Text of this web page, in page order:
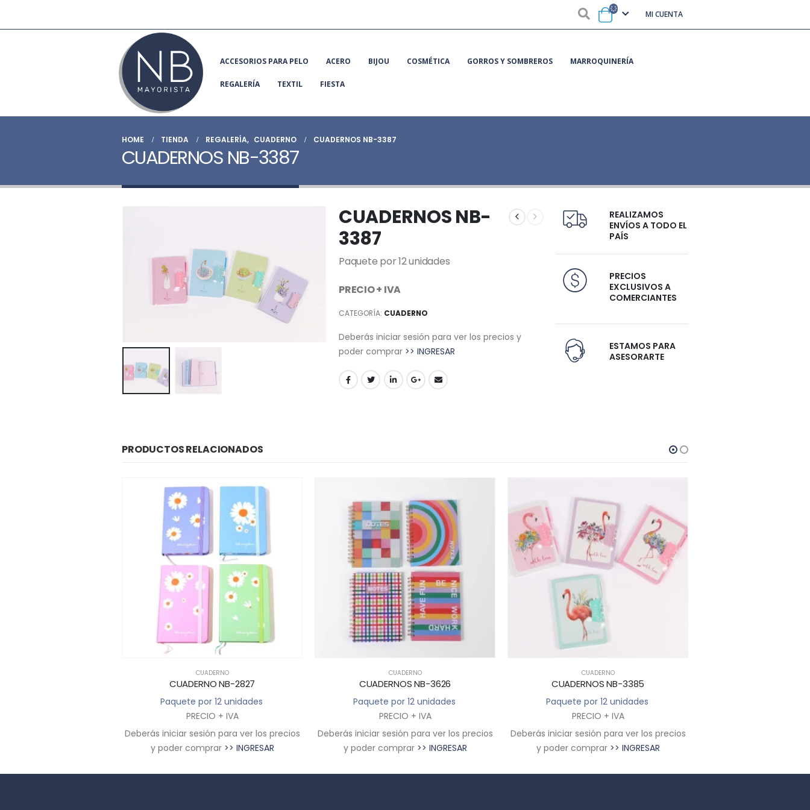
MI CUENTA
ACCESORIOS PARA PELO ACERO BIJOU COSMÉTICA GORROS Y SOMBREROS MARROQUINERÍA
REGALERÍA TEXTIL FIESTA
HOME TIENDA REGALERÍA, CUADERNO CUADERNOS NB-3387
CUADERNOS NB-3387
CUADERNOS NB-
3387
Paquete por 12 unidades
PRECIO + IVA
CATEGORÍA: CUADERNO
Deberás iniciar sesión para ver los precios y
poder comprar >> INGRESAR
REALIZAMOS
ENVÍOS A TODO EL
PAÍS
PRECIOS
EXCLUSIVOS A
COMERCIANTES
ESTAMOS PARA
ASESORARTE
PRODUCTOS RELACIONADOS
CUADERNO
CUADERNO NB-2827
Paquete por 12 unidades
PRECIO + IVA
Deberás iniciar sesión para ver los precios
y poder comprar >> INGRESAR
CUADERNO
CUADERNOS NB-3626
Paquete por 12 unidades
PRECIO + IVA
Deberás iniciar sesión para ver los precios
y poder comprar >> INGRESAR
CUADERNO
CUADERNOS NB-3385
Paquete por 12 unidades
PRECIO + IVA
Deberás iniciar sesión para ver los precios
y poder comprar >> INGRESAR